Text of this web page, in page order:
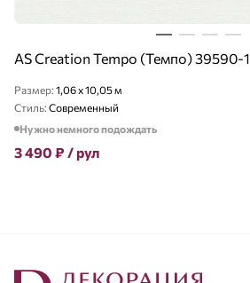
AS Creation Tempo (Темпо) 39590-1
Размер: 1,06 x 10,05 м
Стиль: Современный
Нужно немного подождать
3 490 ₽ / рул